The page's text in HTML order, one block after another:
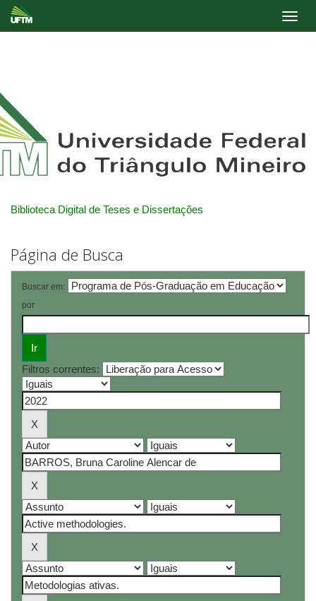
Biblioteca Digital de Teses e Dissertações
Página de Busca
Buscar em:
por
Filtros correntes: